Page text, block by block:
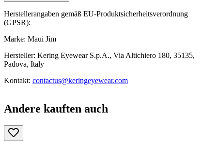
Herstellerangaben gemäß EU-Produktsicherheitsverordnung
(GPSR):
Marke: Maui Jim
Hersteller: Kering Eyewear S.p.A., Via Altichiero 180, 35135,
Padova, Italy
Kontakt: contactus@keringeyewear.com
Andere kauften auch